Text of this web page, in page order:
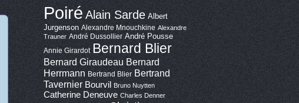
Poiré Alain Sarde Albert
Jurgenson Alexandre Mnouchkine Alexandre
Trauner André Dussollier André Pousse
Annie Girardot Bernard Blier
Bernard Giraudeau Bernard
Herrmann Bertrand Blier Bertrand
Tavernier Bourvil Bruno Nuytten
Catherine Deneuve Charles Denner